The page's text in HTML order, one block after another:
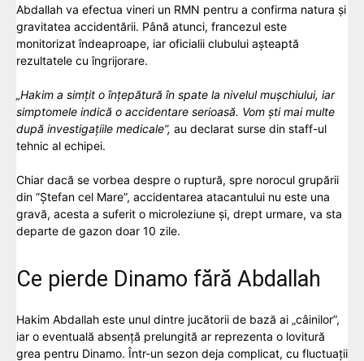
Abdallah va efectua vineri un RMN pentru a confirma natura și
gravitatea accidentării. Până atunci, francezul este
monitorizat îndeaproape, iar oficialii clubului așteaptă
rezultatele cu îngrijorare.
„Hakim a simțit o înțepătură în spate la nivelul mușchiului, iar
simptomele indică o accidentare serioasă. Vom ști mai multe
după investigațiile medicale”, au declarat surse din staff-ul
tehnic al echipei.
Chiar dacă se vorbea despre o ruptură, spre norocul grupării
din ”Ștefan cel Mare”, accidentarea atacantului nu este una
gravă, acesta a suferit o microleziune și, drept urmare, va sta
departe de gazon doar 10 zile.
Ce pierde Dinamo fără Abdallah
Hakim Abdallah este unul dintre jucătorii de bază ai „câinilor”,
iar o eventuală absență prelungită ar reprezenta o lovitură
grea pentru Dinamo. Într-un sezon deja complicat, cu fluctuații